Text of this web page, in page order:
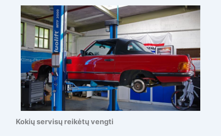
Kokių servisų reikėtų vengti